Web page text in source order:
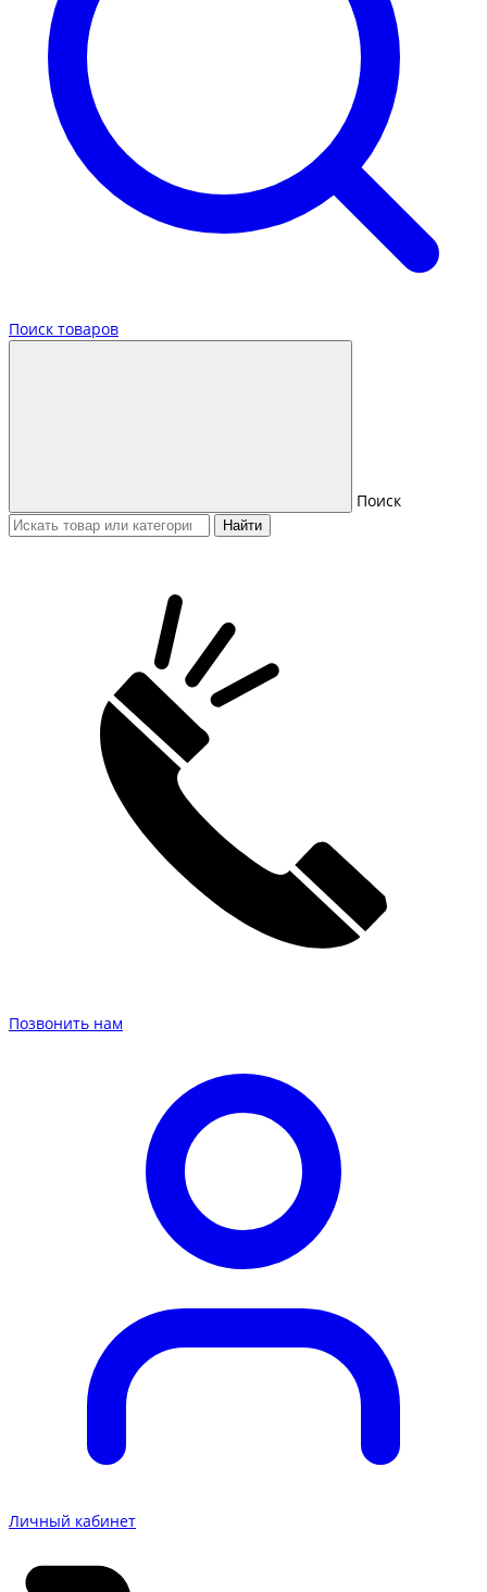
Поиск товаров
Поиск
Найти
Позвонить нам
Личный кабинет